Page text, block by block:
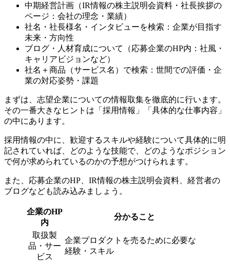
中期経営計画（IR情報の株主説明会資料・社長挨拶の
ページ：会社の理念・業績）
社名・社長様名・インタビューを検索：企業が目指す
未来・方向性
ブログ・人材育成について（応募企業のHP内：社風・
キャリアビジョンなど）
社名＋商品（サービス名）で検索：世間での評価・企
業の対応姿勢・課題
まずは、志望企業についての情報取集を徹底的に行います。
その一番大きなヒントは「採用情報」「具体的な仕事内容」
の中にあります。
採用情報の中に、歓迎するスキルや経験について具体的に明
記されていれば、どのような技能で、どのようなポジション
で何が求められているのかの予想がつけられます。
また、応募企業のHP、IR情報の株主説明会資料、経営者の
ブログなども読み込みましょう。
企業のHP
内
分かること
取扱製
品・サー
ビス
企業プロダクトを売るために必要な
経験・スキル